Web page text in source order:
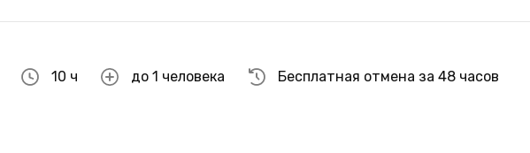
10 ч до 1 человека Бесплатная отмена за 48 часов